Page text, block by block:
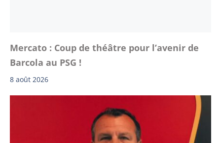
Mercato : Coup de théâtre pour l’avenir de
Barcola au PSG !
8 août 2026